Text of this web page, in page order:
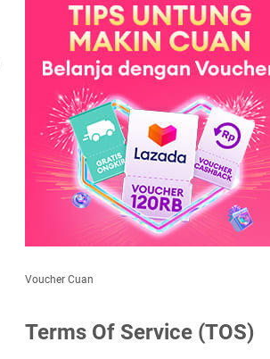
Voucher Cuan
Terms Of Service (TOS)